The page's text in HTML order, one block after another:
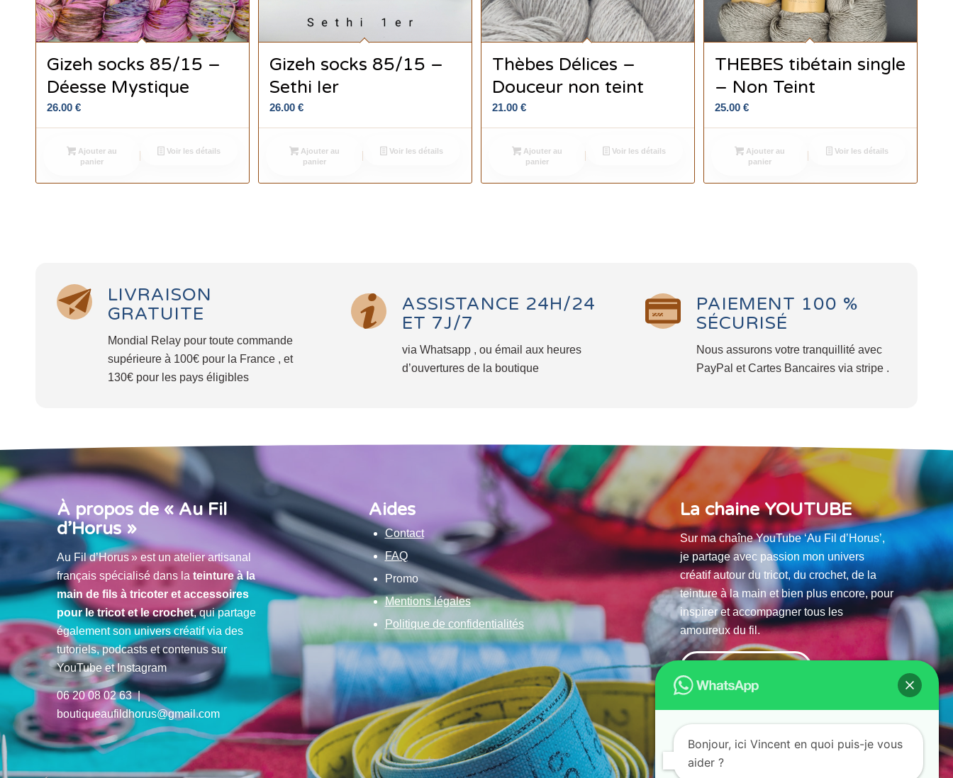
Gizeh socks 85/15 –
Déesse Mystique
26.00 €
Ajouter au
panier
Voir les détails
Gizeh socks 85/15 –
Sethi Ier
26.00€
Ajouter au
panier
Voir les détails
Thèbes Délices –
Douceur non teint
21.00€
Ajouter au
panier
Voir les détails
THEBES tibétain single
– Non Teint
25.00€
Ajouter au
panier
Voir les détails
LIVRAISON
GRATUITE
Mondial Relay pour toute commande
supérieure à 100€ pour la France , et
130€ pour les pays éligibles
ASSISTANCE 24H/24
ET 7J/7
via Whatsapp , ou émail aux heures
d’ouvertures de la boutique
PAIEMENT 100 %
SÉCURISÉ
Nous assurons votre tranquillité avec
PayPal et Cartes Bancaires via stripe .
À propos de « Au Fil
d’Horus »
Au Fil d’Horus » est un atelier artisanal
français spécialisé dans la teinture à la
main de fils à tricoter et accessoires
pour le tricot et le crochet, qui partage
également son univers créatif via des
tutoriels, podcasts et contenus sur
YouTube et Instagram
06 20 08 02 63 |
boutiqueaufildhorus@gmail.com
Aides
Contact
FAQ
Promo
Mentions légales
Politique de confidentialités
La chaine YOUTUBE
Sur ma chaîne YouTube ‘Au Fil d’Horus’,
je partage avec passion mon univers
créatif autour du tricot, du crochet, de la
teinture à la main et bien plus encore, pour
inspirer et accompagner tous les
amoureux du fil.
Bonjour, ici Vincent en quoi puis-je vous
aider ?